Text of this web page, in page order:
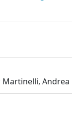
Martinelli, Andrea